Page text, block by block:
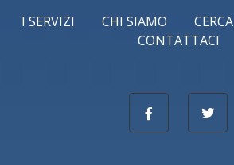
I SERVIZI CHI SIAMO CERCA
CONTATTACI